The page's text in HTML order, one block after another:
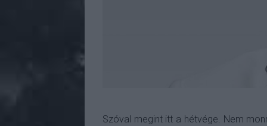
Szóval megint itt a hétvége. Nem